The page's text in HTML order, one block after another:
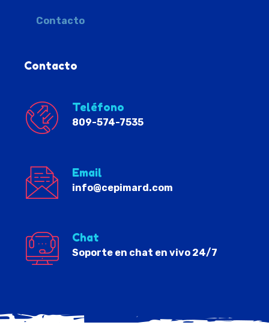
Contacto
Contacto
Teléfono
809-574-7535
Email
info@cepimard.com
Chat
Soporte en chat en vivo 24/7